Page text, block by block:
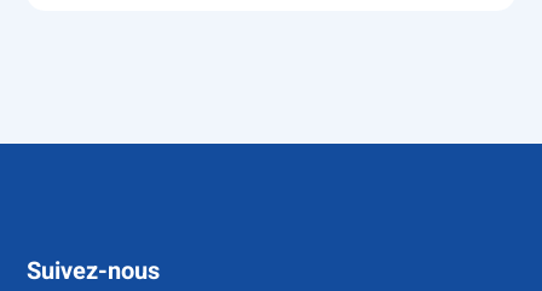
Suivez-nous